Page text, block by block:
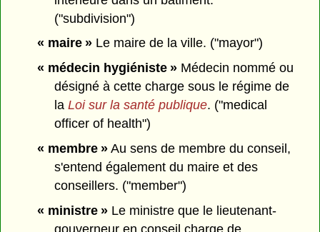
("subdivision")
« maire »Le maire de la ville. ("mayor")
« médecin hygiéniste »Médecin nommé ou
désigné à cette charge sous le régime de
laLoi sur la santé publique. ("medical
officer of health")
« membre »Au sens de membre du conseil,
s'entend également du maire et des
conseillers. ("member")
« ministre »Le ministre que le lieutenant-
gouverneur en conseil charge de